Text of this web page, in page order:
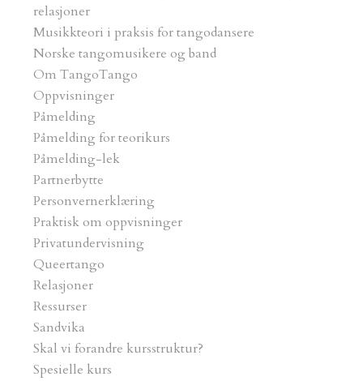
Nyhetsbrev
Menu
relasjoner
Musikkteori i praksis for tangodansere
Norske tangomusikere og band
Om TangoTango
Oppvisninger
Påmelding
Påmelding for teorikurs
Påmelding-lek
Partnerbytte
Personvernerklæring
Praktisk om oppvisninger
Privatundervisning
Queertango
Relasjoner
Ressurser
Sandvika
Skal vi forandre kursstruktur?
Spesielle kurs